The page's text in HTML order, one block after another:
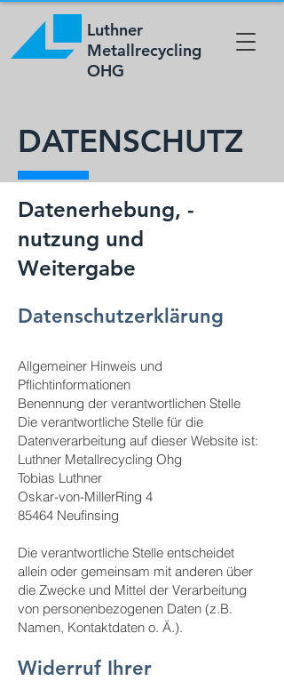
Luthner
Metallrecycling
OHG
DATENSCHUTZ
Datenerhebung, -
nutzung und
Weitergabe
Datenschutzerklärung
Allgemeiner Hinweis und
Pflichtinformationen
Benennung der verantwortlichen Stelle
Die verantwortliche Stelle für die
Datenverarbeitung auf dieser Website ist:
Luthner Metallrecycling Ohg
Tobias Luthner
Oskar-von-MillerRing 4
85464 Neufinsing
Die verantwortliche Stelle entscheidet
allein oder gemeinsam mit anderen über
die Zwecke und Mittel der Verarbeitung
von personenbezogenen Daten (z.B.
Namen, Kontaktdaten o. Ä.).
Widerruf Ihrer